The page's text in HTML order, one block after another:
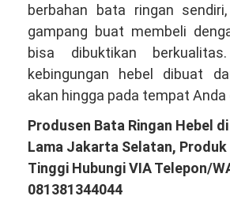
berbahan bata ringan
gampang buat membeli
bisa dibuktikan
kebingungan hebel dibuat
akan hingga pada tempat
Produsen Bata Ringan Hebel
Lama Jakarta Selatan,
Tinggi Hubungi VIA Telepon/
081381344044